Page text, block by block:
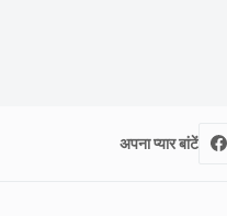
अपना प्यार बांटें